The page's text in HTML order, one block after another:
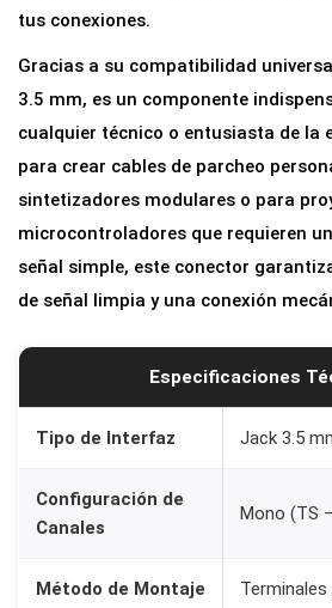
o
(
T
S
)
p
a
r
o
l
a
r
tus conexiones.
Gracias a su compatibilidad
3.5 mm, es un componente
cualquier técnico o entusiasta de la
para crear cables de parcheo
sintetizadores modulares o para
microcontroladores que requieren
señal simple, este conector
de señal limpia y una conexión
Especificaciones
Tipo de Interfaz Jack 3.5
Configuración de
Canales
Mono (TS
Método de Montaje